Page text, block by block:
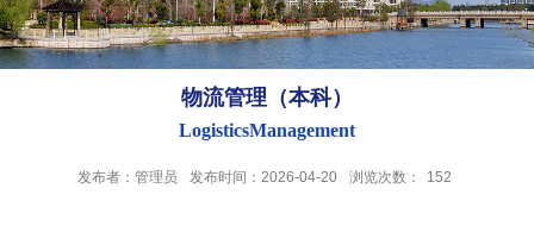
物流管理（本科）
LogisticsManagement
发布者：管理员 发布时间：2026-04-20 浏览次数： 152